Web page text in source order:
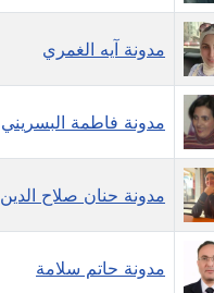
مدونة داليا السعيد
موقوف
مدونة داليا فاروق
عاملة
مدونة داليا نور
عاملة
مدونة دعاء البدري
مدونة آيه الغمري
مدونة فاطمة البسريني
مدونة حنان صلاح الدين
مدونة حاتم سلامة